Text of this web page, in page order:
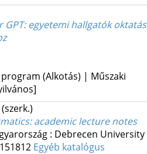
GPT: egyetemi hallgatók
(Alkotás) | Műszaki
(szerk.)
: academic lecture notes
: Debrecen University
Egyéb katalógus